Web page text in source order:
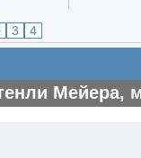
3 4
Мейера,